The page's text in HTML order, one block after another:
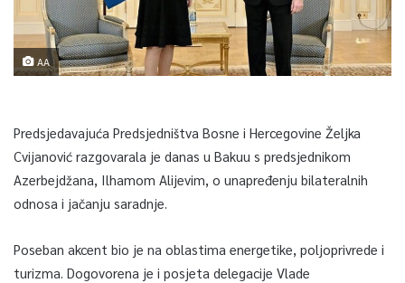
AA
Predsjedavajuća Predsjedništva Bosne i Hercegovine Željka
Cvijanović razgovarala je danas u Bakuu s predsjednikom
Azerbejdžana, Ilhamom Alijevim, o unapređenju bilateralnih
odnosa i jačanju saradnje.
Poseban akcent bio je na oblastima energetike, poljoprivrede i
turizma. Dogovorena je i posjeta delegacije Vlade